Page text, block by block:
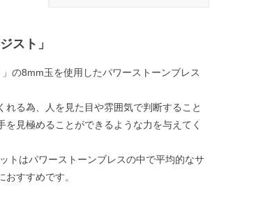
スト」
の8mm玉を使用したパワーストーンブレス
れる為、人を見た目や雰囲気で判断すること
を見極めることができるような力を与えてく
トはパワーストーンブレスの中で平均的なサ
すすめです。